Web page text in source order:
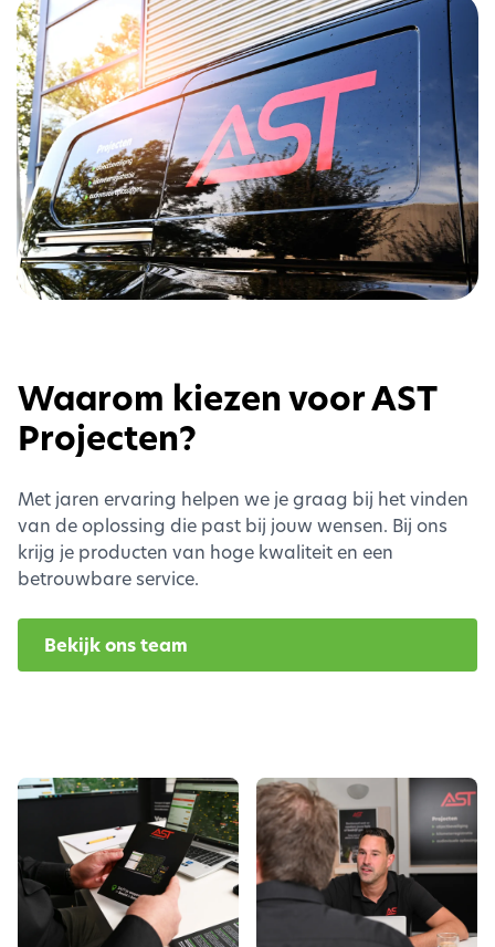
Waarom kiezen voor AST
Projecten?
Met jaren ervaring helpen we je graag bij het vinden
van de oplossing die past bij jouw wensen. Bij ons
krijg je producten van hoge kwaliteit en een
betrouwbare service.
Bekijk ons team